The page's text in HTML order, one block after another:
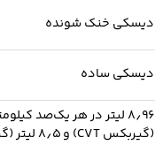
دیسکی خنک شونده
دیسکی ساده
۸٫۹۶ لیتر در هر یک‌صد
(گیربکس CVT) و ۸٫۵ لیتر (گیربکس دستی)